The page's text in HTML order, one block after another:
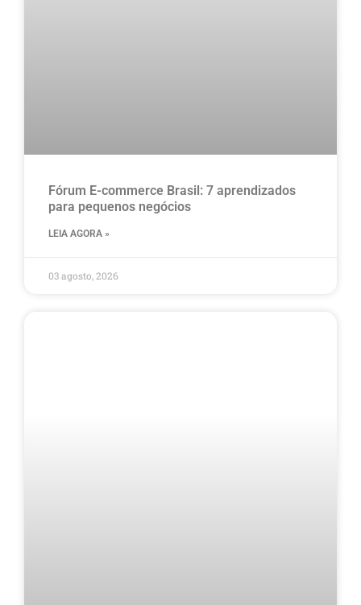
Fórum E-commerce Brasil: 7 aprendizados
para pequenos negócios
LEIA AGORA »
03 agosto, 2026